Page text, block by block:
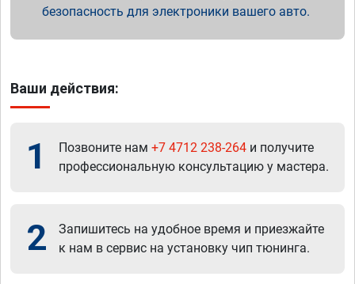
безопасность для электроники вашего авто.
Ваши действия:
1 Позвоните нам +7 4712 238-264 и получите
профессиональную консультацию у мастера.
2
Запишитесь на удобное время и приезжайте
к нам в сервис на установку чип тюнинга.